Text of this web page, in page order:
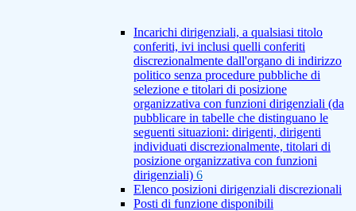
Incarichi dirigenziali, a qualsiasi titolo
conferiti, ivi inclusi quelli conferiti
discrezionalmente dall'organo di indirizzo
politico senza procedure pubbliche di
selezione e titolari di posizione
organizzativa con funzioni dirigenziali (da
pubblicare in tabelle che distinguano le
seguenti situazioni: dirigenti, dirigenti
individuati discrezionalmente, titolari di
posizione organizzativa con funzioni
dirigenziali) 6
Elenco posizioni dirigenziali discrezionali
Posti di funzione disponibili